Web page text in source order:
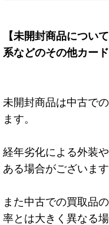
【未開封商品につい
系などのその他カー
未開封商品は中古で
ます。
経年劣化による外装
ある場合がございます
また中古での買取品
率とは大きく異なる